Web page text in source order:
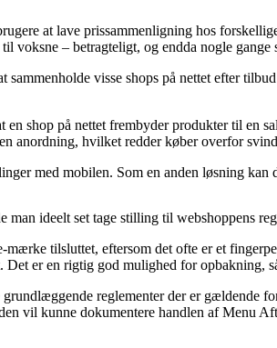
at lave prissammenligning hos
voksne – betragteligt, og endda nogle
sammenholde visse shops på nettet efter
shop på nettet frembyder produkter til en
anordning, hvilket redder køber overfor
med mobilen. Som en anden løsning
man ideelt set tage stilling til webshoppens
tilsluttet, eftersom det ofte er et
Det er en rigtig god mulighed for opbakning,
reglementer der er gældende
vil kunne dokumentere handlen af